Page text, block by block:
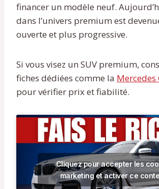
financer un modèle neuf.
dans l’univers premium est
ouverte et plus progressive.
Si vous visez un SUV premium,
fiches dédiées comme la Mercedes
pour vérifier prix et fiabilité.
Cliquez pour accepter les
marketing et activer ce